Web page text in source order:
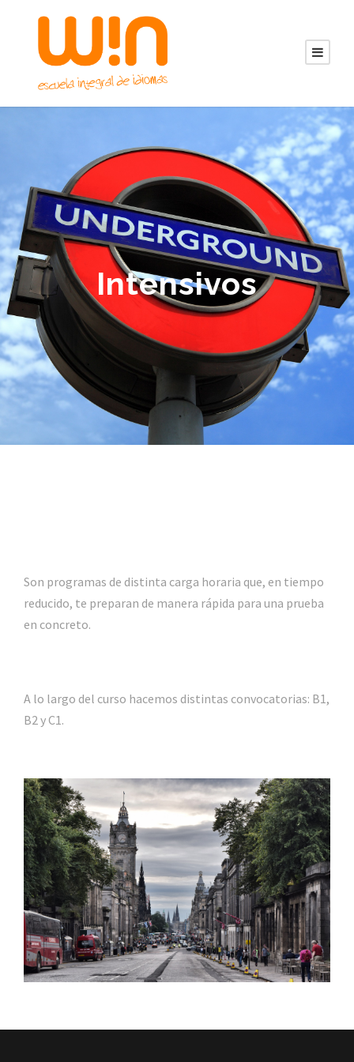
Intensivos
Son programas de distinta carga horaria que, en tiempo
reducido, te preparan de manera rápida para una prueba
en concreto.
A lo largo del curso hacemos distintas convocatorias: B1,
B2 y C1.